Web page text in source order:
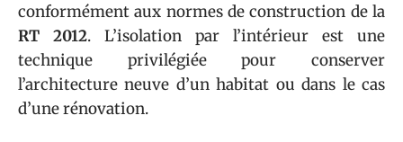
conformément aux normes de construction de la
RT 2012. L’isolation par l’intérieur est une
technique privilégiée pour conserver
l’architecture neuve d’un habitat ou dans le cas
d’une rénovation.